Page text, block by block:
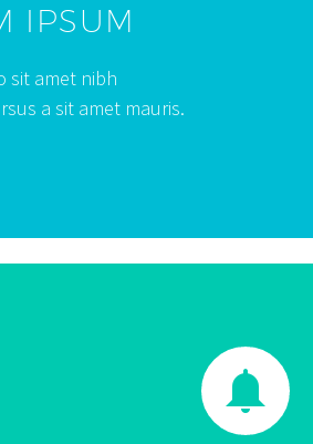
IPSUM
sit amet nibh
a sit amet mauris.

